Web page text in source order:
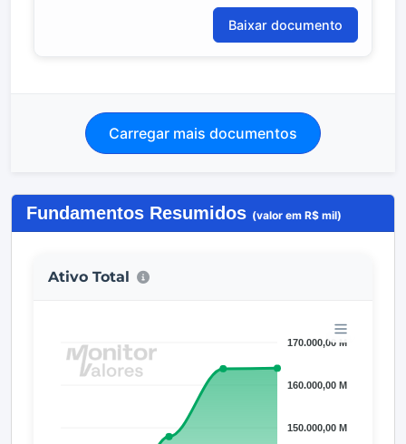
Baixar documento
Carregar mais documentos
Fundamentos Resumidos (valor em R$ mil)